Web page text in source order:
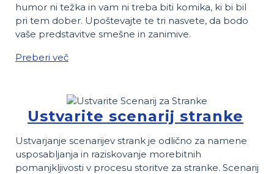
humor ni težka in vam ni treba biti komika, ki bi bil
pri tem dober. Upoštevajte te tri nasvete, da bodo
vaše predstavitve smešne in zanimive.
Preberi več
Ustvarite scenarij stranke
Ustvarjanje scenarijev strank je odlično za namene
usposabljanja in raziskovanje morebitnih
pomanjkljivosti v procesu storitve za stranke. Scenarij